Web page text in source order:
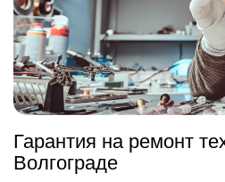
Гарантия на ремонт
Волгограде